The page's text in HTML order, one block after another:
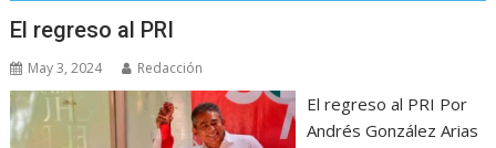
El regreso al PRI
May 3, 2024 Redacción
El regreso al PRI Por
Andrés González Arias